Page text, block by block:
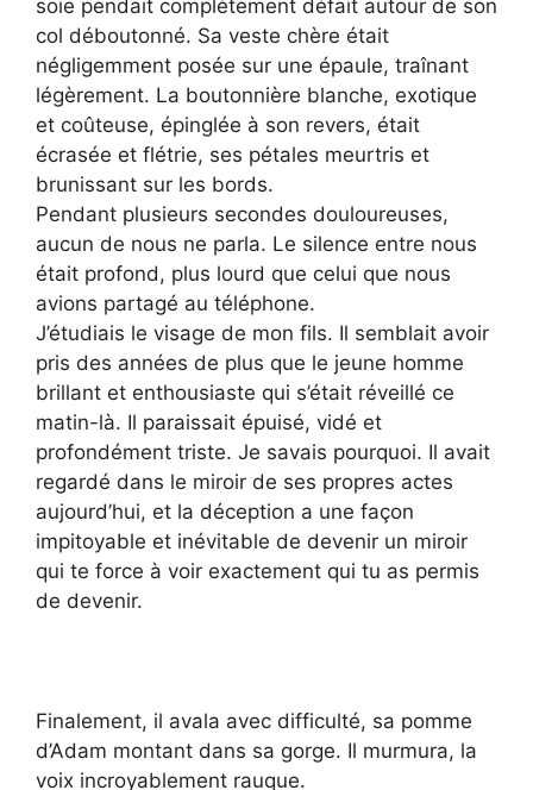
soie pendait complètement défait autour de son
col déboutonné. Sa veste chère était
négligemment posée sur une épaule, traînant
légèrement. La boutonnière blanche, exotique
et coûteuse, épinglée à son revers, était
écrasée et flétrie, ses pétales meurtris et
brunissant sur les bords.
Pendant plusieurs secondes douloureuses,
aucun de nous ne parla. Le silence entre nous
était profond, plus lourd que celui que nous
avions partagé au téléphone.
J’étudiais le visage de mon fils. Il semblait avoir
pris des années de plus que le jeune homme
brillant et enthousiaste qui s’était réveillé ce
matin-là. Il paraissait épuisé, vidé et
profondément triste. Je savais pourquoi. Il avait
regardé dans le miroir de ses propres actes
aujourd’hui, et la déception a une façon
impitoyable et inévitable de devenir un miroir
qui te force à voir exactement qui tu as permis
de devenir.
Finalement, il avala avec difficulté, sa pomme
d’Adam montant dans sa gorge. Il murmura, la
voix incroyablement rauque.